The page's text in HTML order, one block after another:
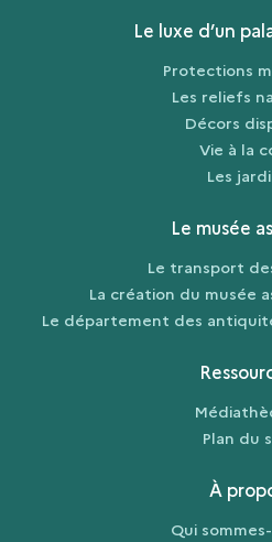
Le luxe d’un
Protections
Les reliefs
Décors
Vie à la
Les
Le musée
Le transport
La création du musée
Le département des
Plan du
À
Qui